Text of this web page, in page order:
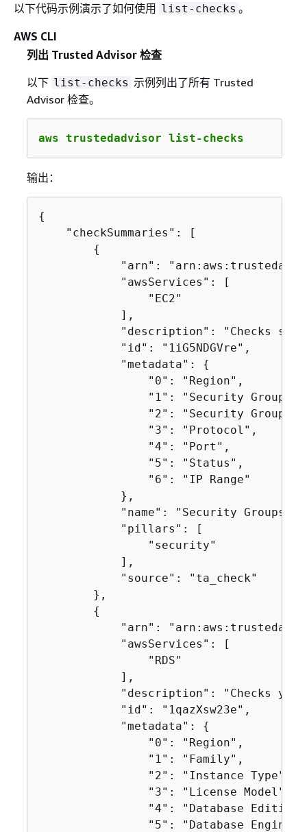
以下代码示例演示了如何使用 list-checks 。
AWS CLI
列出 Trusted Advisor 检查
以下 list-checks 示例列出了所有 Trusted
Advisor 检查。
aws trustedadvisor list-checks
输出：
{
    "checkSummaries": [
{
"arn":
            "awsServices": [
                "EC2"
            ],
"description": "Checks
            "id": "1iG5NDGVre",
            "metadata":
{
                "0": "Region",
"1": "Security Group
"2": "Security Group
                "3": "Protocol",
                "4": "Port",
                "5": "Status",
                "6": "IP Range"
            },
"name": "Security Groups -
            "pillars": [
                "security"
            ],
            "source": "ta_check"
        },
{
"arn":
            "awsServices": [
                "RDS"
            ],
"description": "Checks
            "id": "1qazXsw23e",
            "metadata":
{
                "0": "Region",
                "1": "Family",
                "2": "Instance Type",
                "3": "License Model",
"4": "Database
                "5": "Database Engine",